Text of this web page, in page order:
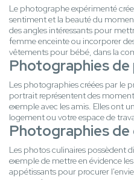
Le photographe expérimenté
sentiment et la beauté du
des angles intéressants pour
femme enceinte ou incorporer
vêtements pour bébé, dans la
Photographies
Les photographies créées par le
portrait représentent des
exemple avec les amis. Elles ont
logement ou votre espace de
Photographies de
Les photos culinaires possèdent
exemple de mettre en évidence
appétissants pour procurer